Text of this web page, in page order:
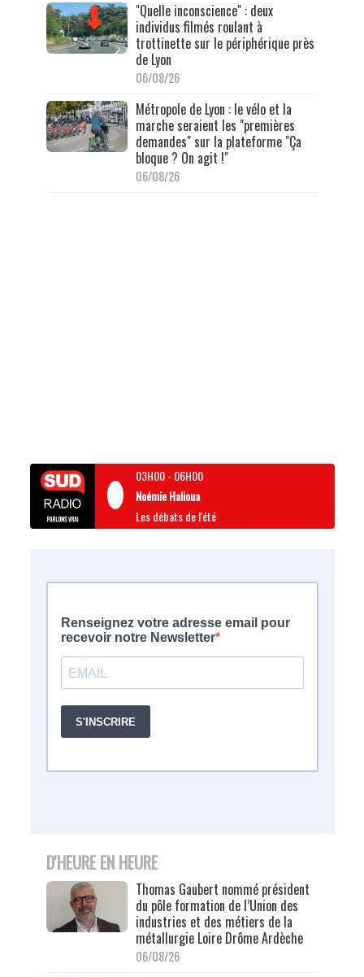
"Quelle inconscience" : deux
individus filmés roulant à
trottinette sur le périphérique près
de Lyon
06/08/26
Métropole de Lyon : le vélo et la
marche seraient les "premières
demandes" sur la plateforme "Ça
bloque ? On agit !"
06/08/26
03H00- 06H00
Noémie Halioua
Les débats de l'été
D'HEURE EN HEURE
Thomas Gaubert nommé président
du pôle formation de l’Union des
industries et des métiers de la
métallurgie Loire Drôme Ardèche
06/08/26